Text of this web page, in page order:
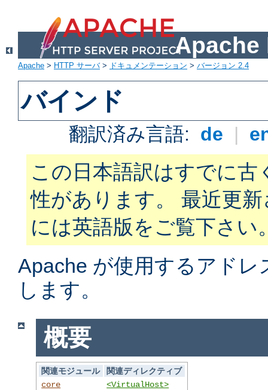
Apache
Apache > HTTP サーバ> ドキュメンテーション > バージョン 2.4
バインド
翻訳済み言語: de |
この日本語訳はすでに古
性があります。 最近更
には英語版をご覧下さい
Apache が使用するアド
します。
概要
関連モジュール
関連ディレクティブ
core
<VirtualHost>